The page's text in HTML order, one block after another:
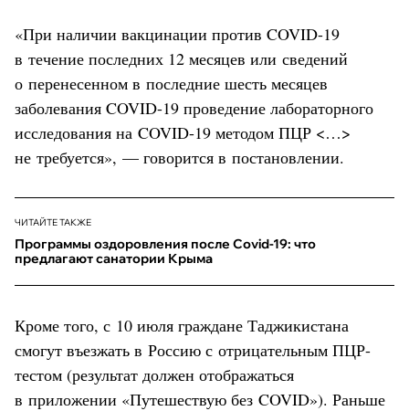
«При наличии вакцинации против COVID-19
в течение последних 12 месяцев или сведений
о перенесенном в последние шесть месяцев
заболевания COVID-19 проведение лабораторного
исследования на COVID-19 методом ПЦР <…>
не требуется», — говорится в постановлении.
ЧИТАЙТЕ ТАКЖЕ
Программы оздоровления после Covid-19: что
предлагают санатории Крыма
Кроме того, с 10 июля граждане Таджикистана
смогут въезжать в Россию с отрицательным ПЦР-
тестом (результат должен отображаться
в приложении «Путешествую без COVID»). Раньше